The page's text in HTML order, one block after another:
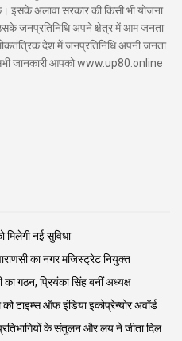
अलावा सरकार की किसी भी योजना
जनप्रतिनिधि अपने क्षेत्र में आम जनता
देश में जनप्रतिनिधि अपनी जनता
जानकारी आपको www.up80.online
मिलेगी नई सुविधा
का नगर मजिस्ट्रेट नियुक्त
का गठन, प्रियंका सिंह बनीं अध्यक्ष
टाइम्स ऑफ इंडिया इकोप्रेन्योर अवॉर्ड
के संतुलन और लय ने जीता दिल